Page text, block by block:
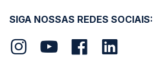
SIGA NOSSAS REDES SOCIAIS: